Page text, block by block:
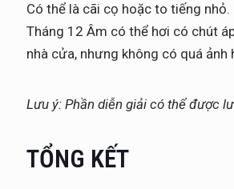
Có thể là cãi cọ hoặc to tiếng nhỏ.
Tháng 12 Âm có thể hơi có chút
nhà cửa, nhưng không có quá ảnh
Lưu ý: Phần diễn giải có thể được
TỔNG KẾT